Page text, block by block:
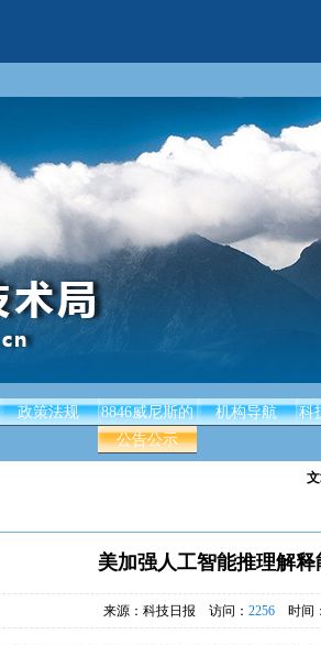
政策法规
8846威尼斯的
公告公示
机构导航 科
美加强人工智能推理解
来源：科技日报 访问： 2256 时间